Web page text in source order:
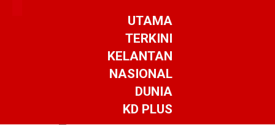
UTAMA
TERKINI
KELANTAN
NASIONAL
DUNIA
KD PLUS